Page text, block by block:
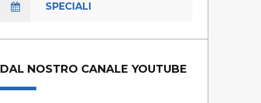
SPECIALI
DAL NOSTRO CANALE YOUTUBE